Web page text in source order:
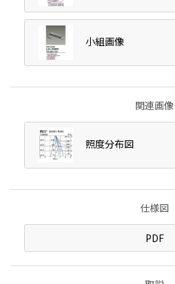
小組画像
関連画像
照度分布図
仕様図
PDF